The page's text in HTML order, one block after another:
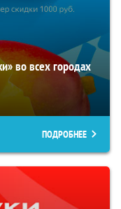
во всех городах
ПОДРОБНЕЕ